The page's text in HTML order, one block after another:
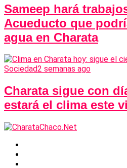
Sameep hará
Acueducto que
agua en Charata
Sociedad2 semanas ago
Charata sigue con
estará el clima este